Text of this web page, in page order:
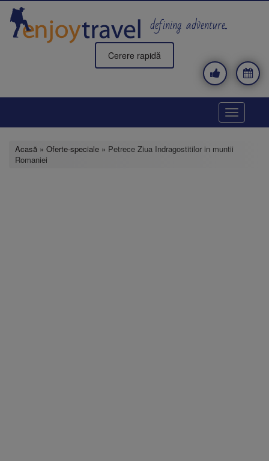
Mergi
conţinutul
principal
defining adventure..
Cerere rapidă
Toggle
Acasă » Oferte-speciale » Petrece Ziua Indragostitilor in muntii
Romaniei